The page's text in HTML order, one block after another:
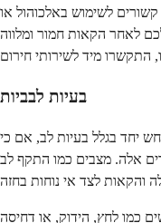
לשימוש באלכוהול או
לאחר הקאות חמור ומלווה
בעיות לבביות
יחד בגלל בעיות לב, אם כי
אלה. מצבים כמו התקף לב
כמו לחץ, הידוק, או דחיסה